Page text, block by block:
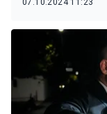
07.10.2024 11:23